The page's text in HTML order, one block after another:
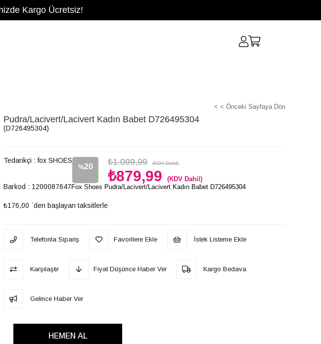
Kargo Ücretsiz!
< < Önceki Sayfaya Dön
Pudra/Lacivert/Lacivert Kadın Babet D726495304
(D726495304)
Tedarikçi : fox SHOES
%20
İndirim
₺1.099,99 (KDV Dahil)
₺879,99 (KDV Dahil)
Barkod : 1200087647
₺176,00 `den başlayan taksitlerle
Fox Shoes Pudra/Lacivert/Lacivert Kadın Babet D726495304
Telefonla Sipariş Favorilere Ekle İstek Listeme Ekle
Karşılaştır Fiyat Düşünce Haber Ver Kargo Bedava
Gelince Haber Ver